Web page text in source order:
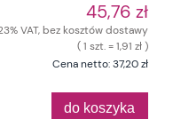
45,76 zł
VAT, bez kosztów dostawy
( 1 szt. = 1,91 zł )
Cena netto:37,20 zł
do koszyka